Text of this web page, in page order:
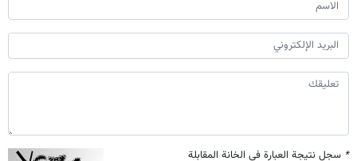
* سجل نتيجة العبارة في الخانة المقابلة